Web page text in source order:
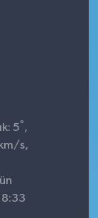
5° ,
s,